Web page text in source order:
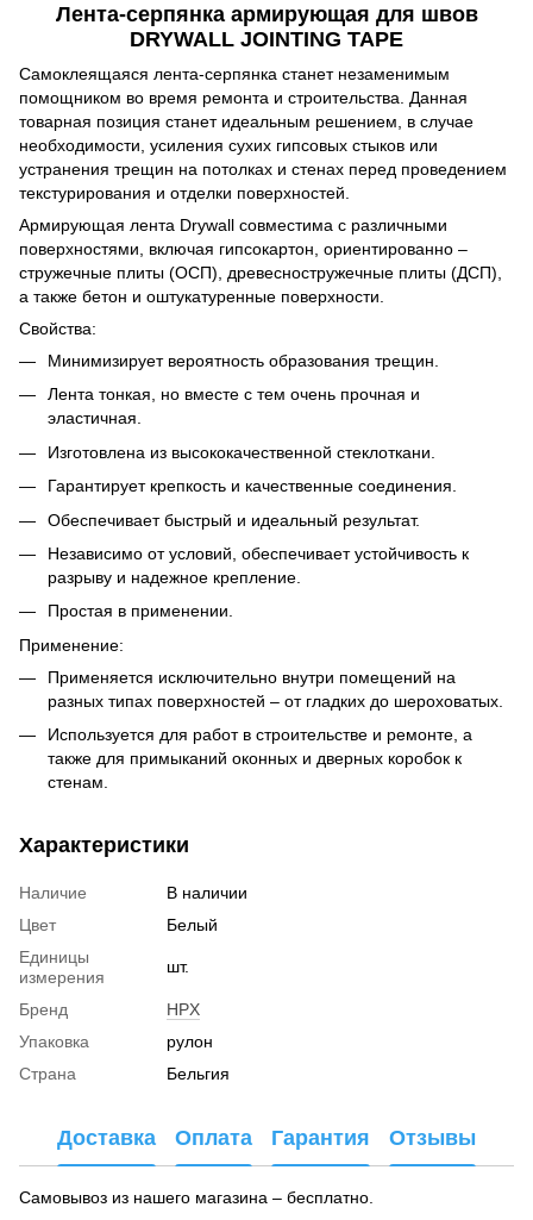
Лента-серпянка армирующая для швов
DRYWALL JOINTING TAPE
Самоклеящаяся лента-серпянка станет незаменимым
помощником во время ремонта и строительства. Данная
товарная позиция станет идеальным решением, в случае
необходимости, усиления сухих гипсовых стыков или
устранения трещин на потолках и стенах перед проведением
текстурирования и отделки поверхностей.
Армирующая лента Drywall совместима с различными
поверхностями, включая гипсокартон, ориентированно –
стружечные плиты (ОСП), древесностружечные плиты (ДСП),
а также бетон и оштукатуренные поверхности.
Свойства:
Минимизирует вероятность образования трещин.
Лента тонкая, но вместе с тем очень прочная и
эластичная.
Изготовлена из высококачественной стеклоткани.
Гарантирует крепкость и качественные соединения.
Обеспечивает быстрый и идеальный результат.
Независимо от условий, обеспечивает устойчивость к
разрыву и надежное крепление.
Простая в применении.
Применение:
Применяется исключительно внутри помещений на
разных типах поверхностей – от гладких до шероховатых.
Используется для работ в строительстве и ремонте, а
также для примыканий оконных и дверных коробок к
стенам.
Характеристики
Наличие
В наличии
Цвет
Белый
Единицы
измерения
шт.
Бренд
HPX
Упаковка
рулон
Страна
Бельгия
Доставка Оплата Гарантия Отзывы
Самовывоз из нашего магазина – бесплатно.